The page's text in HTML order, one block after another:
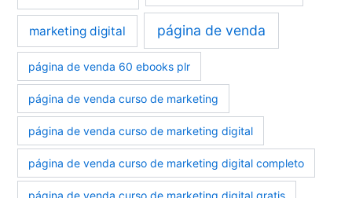
marketing digital página de venda
página de venda 60 ebooks plr
página de venda curso de marketing
página de venda curso de marketing digital
página de venda curso de marketing digital completo
página de venda curso de marketing digital gratis